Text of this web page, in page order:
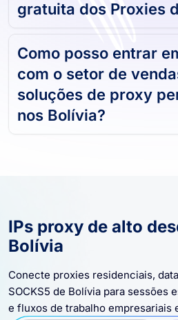
gratuita dos Proxies
Como posso entrar
com o setor de
soluções de proxy
nos Bolívia?
IPs proxy de alto
Bolívia
Conecte proxies residenciais,
SOCKS5 de Bolívia para sessões
e fluxos de trabalho empresariais